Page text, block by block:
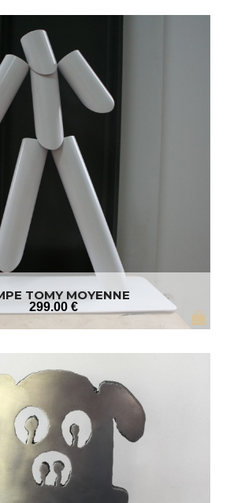
TOMY MOYENNE
299.00 €